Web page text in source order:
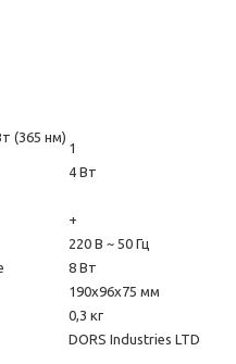
(365 нм)
1
4 Вт
+
220 В ~ 50 Гц
8 Вт
190х96х75 мм
0,3 кг
DORS Industries LTD